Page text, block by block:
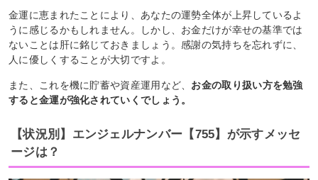
金運に恵まれたことにより、あなたの運勢全体が上昇しているよ
うに感じるかもしれません。しかし、お金だけが幸せの基準では
ないことは肝に銘じておきましょう。感謝の気持ちを忘れずに、
人に優しくすることが大切ですよ。
また、これを機に貯蓄や資産運用など、 お金の取り扱い方を勉強
すると金運が強化されていくでしょう。
【状況別】エンジェルナンバー【755】が示すメッセ
ージは？